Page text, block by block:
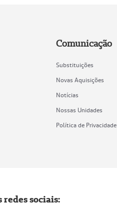
Comunicação
Substituições
Novas Aquisições
Notícias
Nossas Unidades
Política de Privacidade
redes sociais: